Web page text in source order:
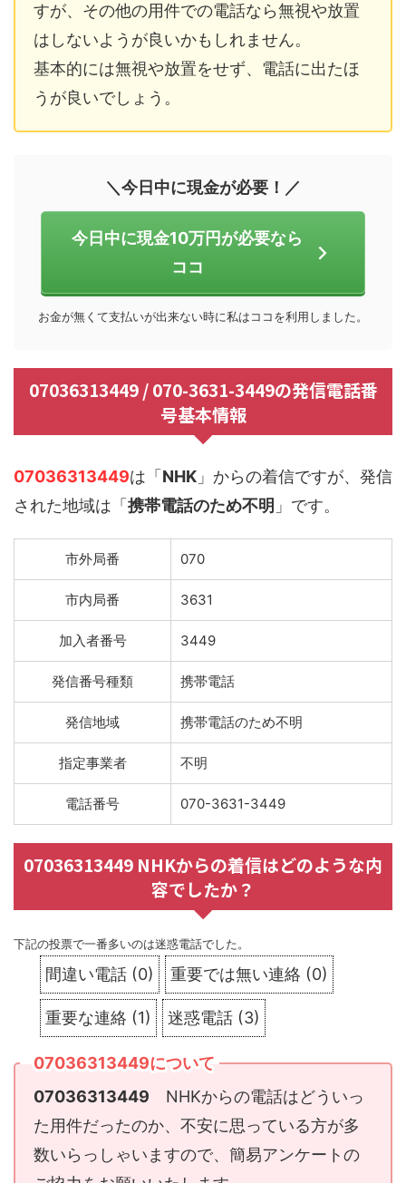
すが、その他の用件での電話なら無視や放置
はしないようが良いかもしれません。
基本的には無視や放置をせず、電話に出たほ
うが良いでしょう。
＼今日中に現金が必要！／
今日中に現金10万円が必要なら
ココ
お金が無くて支払いが出来ない時に私はココを利用しました。
07036313449 / 070-3631-3449の発信電話番
号基本情報
07036313449は「 NHK 」からの着信ですが、発信
された地域は「 携帯電話のため不明 」です。
市外局番 070
市内局番 3631
加入者番号 3449
発信番号種類 携帯電話
発信地域 携帯電話のため不明
指定事業者 不明
電話番号 070-3631-3449
07036313449 NHKからの着信はどのような内
容でしたか？
下記の投票で一番多いのは迷惑電話でした。
間違い電話 (0) 重要では無い連絡 (0)
重要な連絡 (1) 迷惑電話 (3)
07036313449について
07036313449 NHKからの電話はどういっ
た用件だったのか、不安に思っている方が多
数いらっしゃいますので、簡易アンケートの